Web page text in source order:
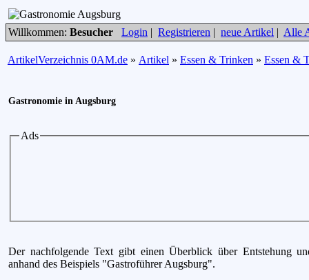
Willkommen: Besucher Login | Registrieren | neue Artikel | Alle
ArtikelVerzeichnis 0AM.de » Artikel » Essen & Trinken » Essen &
Gastronomie in Augsburg
Ads
Der nachfolgende Text gibt einen Überblick über Entstehung
anhand des Beispiels "Gastroführer Augsburg".